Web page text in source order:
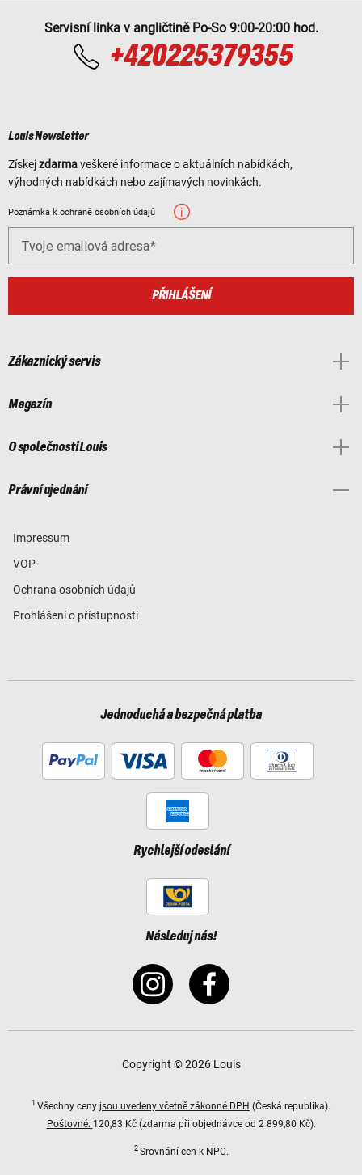
Servisní linka v angličtině Po-So 9:00-20:00 hod.
+420225379355
Louis Newsletter
Získejzdarmaveškeré informace o aktuálních nabídkách,
výhodných nabídkách nebo zajímavých novinkách.
Poznámka k ochraně osobních údajů
Tvoje emailová adresa
PŘIHLÁŠENÍ
Zákaznický servis
Magazín
O společnosti Louis
Právní ujednání
Impressum
VOP
Ochrana osobních údajů
Prohlášení o přístupnosti
Jednoduchá a bezpečná platba
Rychlejší odeslání
Následuj nás!
Copyright © 2026 Louis
1 Všechny ceny jsou uvedeny včetně zákonné DPH (Česká republika).
Poštovné: 120,83 Kč (zdarma při objednávce od 2 899,80 Kč).
2 Srovnání cen k NPC.